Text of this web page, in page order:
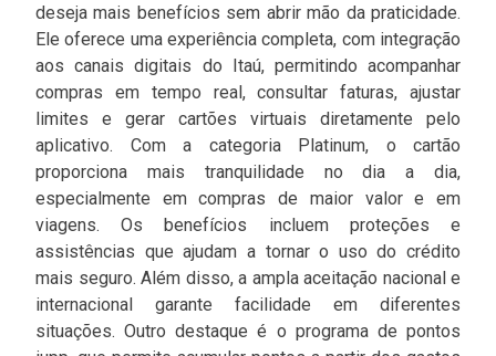
deseja mais benefícios sem abrir mão da praticidade.
Ele oferece uma experiência completa, com integração
aos canais digitais do Itaú, permitindo acompanhar
compras em tempo real, consultar faturas, ajustar
limites e gerar cartões virtuais diretamente pelo
aplicativo. Com a categoria Platinum, o cartão
proporciona mais tranquilidade no dia a dia,
especialmente em compras de maior valor e em
viagens. Os benefícios incluem proteções e
assistências que ajudam a tornar o uso do crédito
mais seguro. Além disso, a ampla aceitação nacional e
internacional garante facilidade em diferentes
situações. Outro destaque é o programa de pontos